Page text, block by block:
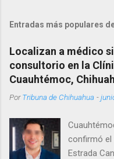
Entradas más populares
Localizan a médico
consultorio en la
Cuauhtémoc,
PorTribuna de Chihuahua -
confirmó el
Estrada